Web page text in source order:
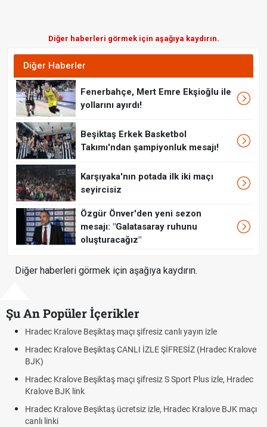
Diğer haberleri görmek için aşağıya kaydırın.
Diğer Haberler
Fenerbahçe, Mert Emre Ekşioğlu ile
yollarını ayırdı!
Beşiktaş Erkek Basketbol
Takımı'ndan şampiyonluk mesajı!
Karşıyaka'nın potada ilk iki maçı
seyircisiz
Özgür Önver'den yeni sezon
mesajı: "Galatasaray ruhunu
oluşturacağız"
Diğer haberleri görmek için aşağıya kaydırın.
Şu An Popüler İçerikler
maçı şifresiz canlı yayın izle
CANLI İZLE ŞİFRESİZ (Hradec Kralove
maçı şifresiz S Sport Plus izle, Hradec
ücretsiz izle, Hradec Kralove BJK maçı
Hradec Kralove -
Hradec Kralove
Trivela Nedir?
Plonjon Nedir?